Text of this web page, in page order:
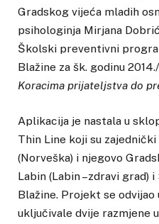
Gradskog vijeća mladih
psihologinja Mirjana
Školski preventivni
Blažine za šk. godinu
Koracima prijateljstva do
Aplikacija je nastala u
Thin Line koji su
(Norveška) i njegovo
Labin (Labin –zdravi grad)
Blažine. Projekt se odvijao
uključivale dvije razmjene